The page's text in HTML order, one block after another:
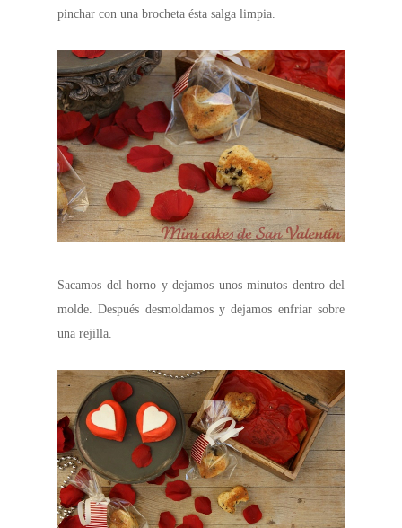
pinchar con una brocheta ésta salga limpia.
Sacamos del horno y dejamos unos minutos dentro del
molde. Después desmoldamos y dejamos enfriar sobre
una rejilla.